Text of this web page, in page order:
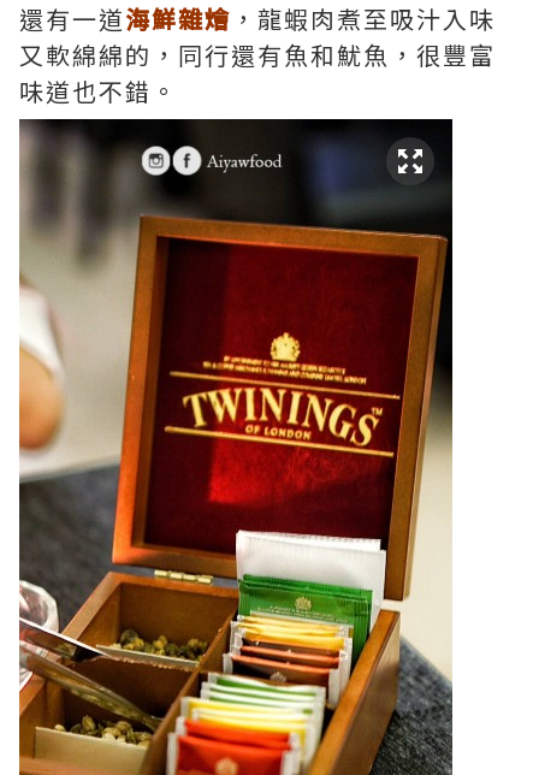
還有一道海鮮雜燴 ，龍蝦肉煮至吸汁入味
又軟綿綿的，同行還有魚和魷魚，很豐富
味道也不錯。